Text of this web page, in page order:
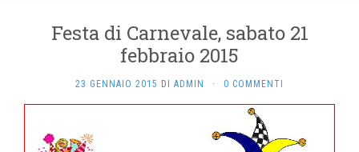
Festa di Carnevale, sabato 21
febbraio 2015
23 GENNAIO 2015 DI ADMIN · 0 COMMENTI